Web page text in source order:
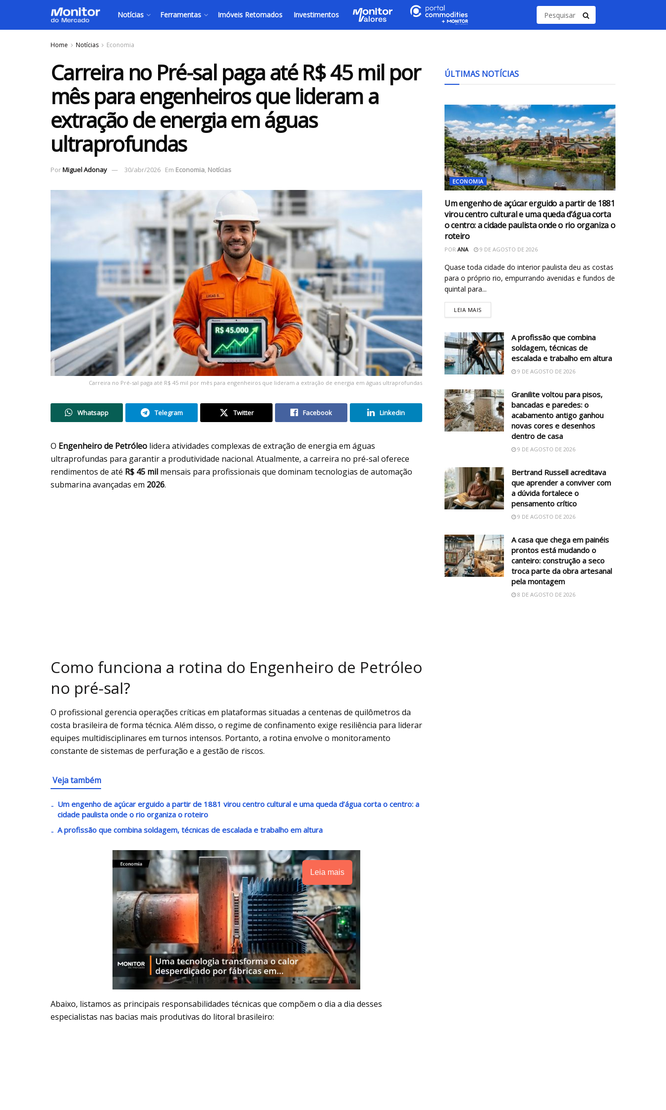
Notícias Ferramentas Imóveis Retomados Investimentos
Home Notícias Economia
Carreira no Pré-sal paga até R$ 45 mil por
mês para engenheiros que lideram a
extração de energia em águas
ultraprofundas
PorMiguel Adonay 30/abr/2026 Em Economia, Notícias
Carreira no Pré-sal paga até R$ 45 mil por mês para engenheiros que lideram a extração de energia em águas ultraprofundas
Whatsapp Telegram Twitter Facebook Linkedin
O Engenheiro de Petróleo lidera atividades complexas de extração de energia em águas
ultraprofundas para garantir a produtividade nacional. Atualmente, a carreira no pré-sal oferece
rendimentos de até R$ 45 mil mensais para profissionais que dominam tecnologias de automação
submarina avançadas em 2026.
Como funciona a rotina do Engenheiro de Petróleo
no pré-sal?
O profissional gerencia operações críticas em plataformas situadas a centenas de quilômetros da
costa brasileira de forma técnica. Além disso, o regime de confinamento exige resiliência para liderar
equipes multidisciplinares em turnos intensos. Portanto, a rotina envolve o monitoramento
constante de sistemas de perfuração e a gestão de riscos.
Veja também
Um engenho de açúcar erguido a partir de 1881 virou centro cultural e uma queda d’água corta o centro: a
cidade paulista onde o rio organiza o roteiro
A profissão que combina soldagem, técnicas de escalada e trabalho em altura
Leia mais
Abaixo, listamos as principais responsabilidades técnicas que compõem o dia a dia desses
especialistas nas bacias mais produtivas do litoral brasileiro:
ÚLTIMAS NOTÍCIAS
ECONOMIA
Um engenho de açúcar erguido a partir de 1881
virou centro cultural e uma queda d’água corta
o centro: a cidade paulista onde o rio organiza o
roteiro
POR ANA 9 DE AGOSTO DE 2026
Quase toda cidade do interior paulista deu as costas
para o próprio rio, empurrando avenidas e fundos de
quintal para...
LEIA MAIS
A profissão que combina
soldagem, técnicas de
escalada e trabalho em altura
9 DE AGOSTO DE 2026
Granilite voltou para pisos,
bancadas e paredes: o
acabamento antigo ganhou
novas cores e desenhos
dentro de casa
9 DE AGOSTO DE 2026
Bertrand Russell acreditava
que aprender a conviver com
a dúvida fortalece o
pensamento crítico
9 DE AGOSTO DE 2026
A casa que chega em painéis
prontos está mudando o
canteiro: construção a seco
troca parte da obra artesanal
pela montagem
8 DE AGOSTO DE 2026